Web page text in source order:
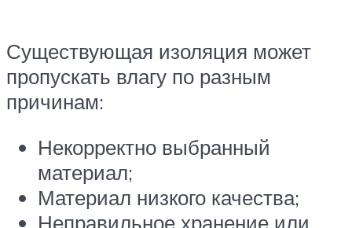
Существующая изоляция может
пропускать влагу по разным
причинам:
Некорректно выбранный
материал;
Материал низкого качества;
Неправильное хранение или